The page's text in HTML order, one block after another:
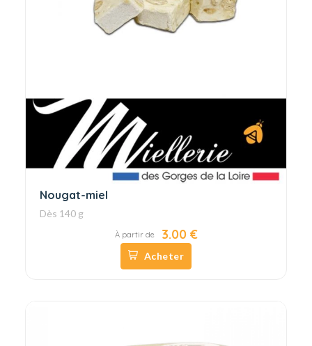
Nougat-miel
Dès 140 g
À partir de 3.00 €
Acheter